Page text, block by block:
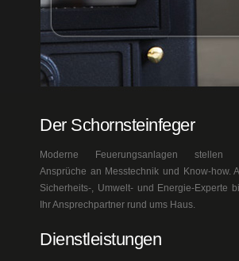
Der Schornsteinfeger
Moderne Feuerungsanlagen stellen
Ansprüche an Messtechnik und Know-how.
Sicherheits-, Umwelt- und Energie-Experte
Ihr Ansprechpartner rund ums Haus.
Dienstleistungen